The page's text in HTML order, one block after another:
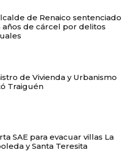
de Renaico sentenciado
años de cárcel por delitos
de Vivienda y Urbanismo
Traiguén
SAE para evacuar villas La
y Santa Teresita